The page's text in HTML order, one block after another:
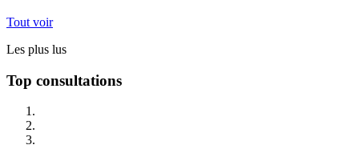
Tout voir
Les plus lus
Top consultations